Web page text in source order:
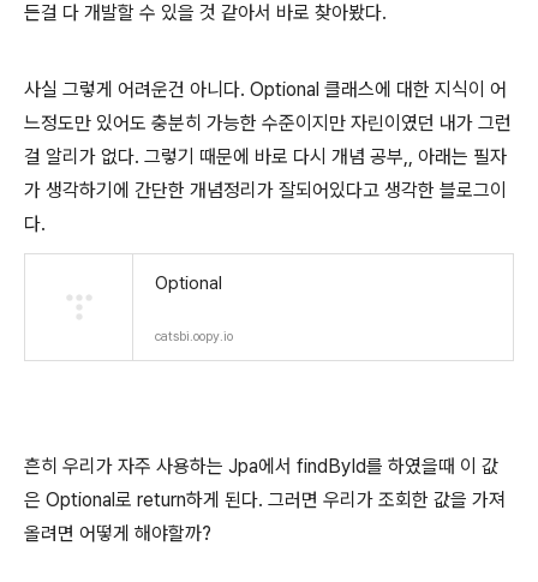
든걸 다 개발할 수 있을 것 같아서 바로 찾아봤다.
사실 그렇게 어려운건 아니다. Optional 클래스에 대한 지식이 어
느정도만 있어도 충분히 가능한 수준이지만 자린이였던 내가 그런
걸 알리가 없다. 그렇기 때문에 바로 다시 개념 공부,, 아래는 필자
가 생각하기에 간단한 개념정리가 잘되어있다고 생각한 블로그이
다.
Optional
catsbi.oopy.io
흔히 우리가 자주 사용하는 Jpa에서 findById를 하였을때 이 값
은 Optional로 return하게 된다. 그러면 우리가 조회한 값을 가져
올려면 어떻게 해야할까?